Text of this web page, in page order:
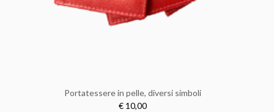
Portatessere in pelle, diversi simboli
€ 10,00